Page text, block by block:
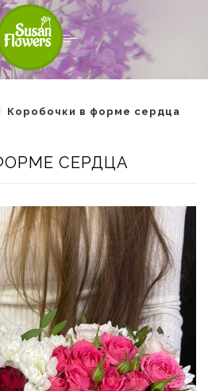
Коробочки в форме сердца
СЕРДЦА